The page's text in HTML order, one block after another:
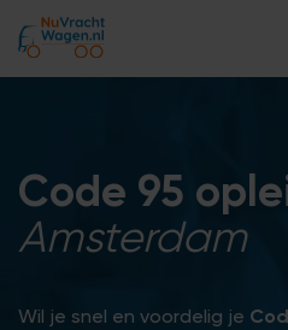
Code 95
Amsterdam
Wil je snel en voordelig je